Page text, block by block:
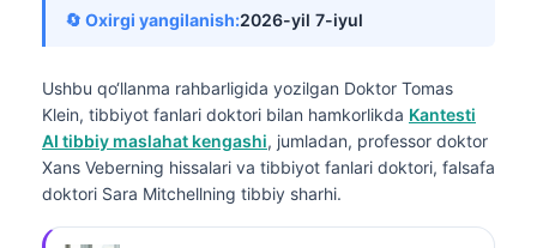
🔄 Oxirgi yangilanish:2026-yil 7-iyul
Ushbu qo‘llanma rahbarligida yozilgan Doktor Tomas
Klein, tibbiyot fanlari doktori bilan hamkorlikda Kantesti
AI tibbiy maslahat kengashi, jumladan, professor doktor
Xans Veberning hissalari va tibbiyot fanlari doktori, falsafa
doktori Sara Mitchellning tibbiy sharhi.